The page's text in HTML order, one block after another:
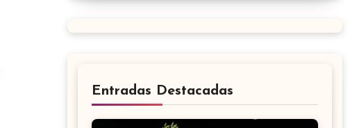
Entradas Destacadas